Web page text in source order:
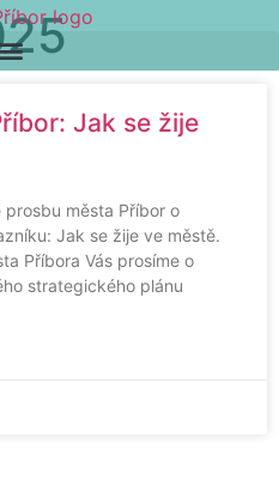
Jak se žije
města Příbor o
Jak se žije ve městě.
Příbora Vás prosíme o
strategického plánu